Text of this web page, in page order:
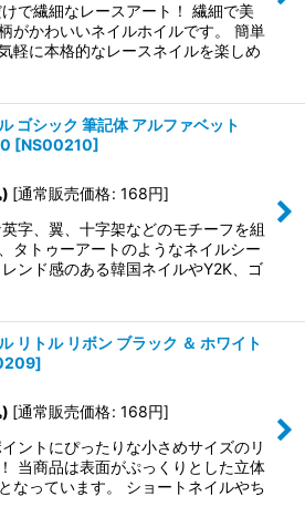
で繊細なレースアート！ 繊細で美
がかわいいネイルホイルです。 簡単
軽に本格的なレースネイルを楽しめ
ゴシック 筆記体 アルファベット
[NS00210]
[通常販売価格: 168円]
字、翼、十字架などのモチーフを組
タトゥーアートのようなネイルシー
ンド感のある韓国ネイルやY2K、ゴ
リトル リボン ブラック ＆ ホワイト
]
[通常販売価格: 168円]
ントにぴったりな小さめサイズのリ
当商品は表面がぷっくりとした立体
なっています。 ショートネイルやち